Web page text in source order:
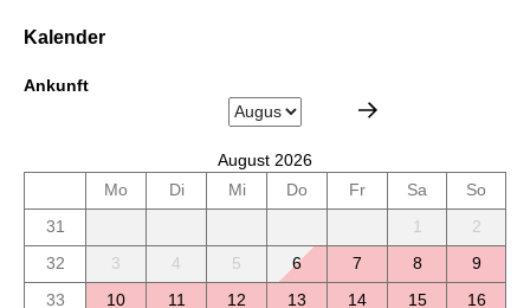
Kalender
Ankunft
August 2026
Mo
Di Mi Do Fr Sa
So
31
1
2
32
3 4 5 6 7 8
9
33
10 11 12 13 14 15
16